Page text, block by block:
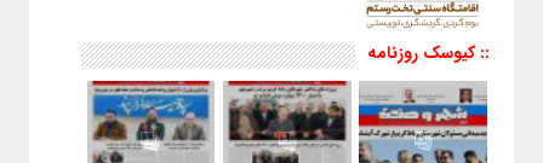
:: کیوسک روزنامه